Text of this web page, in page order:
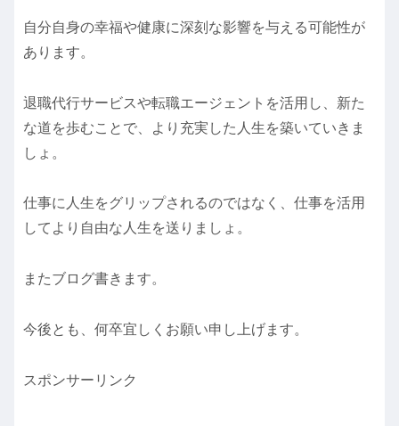
自分自身の幸福や健康に深刻な影響を与える可能性が
あります。
退職代行サービスや転職エージェントを活用し、新た
な道を歩むことで、より充実した人生を築いていきま
しょ。
仕事に人生をグリップされるのではなく、仕事を活用
してより自由な人生を送りましょ。
またブログ書きます。
今後とも、何卒宜しくお願い申し上げます。
スポンサーリンク